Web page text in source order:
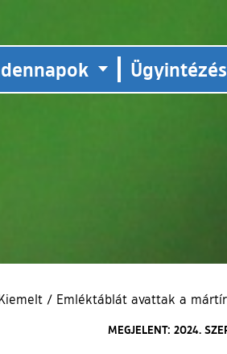
Ügyintézés
/ Emléktáblát avattak a
MEGJELENT: 2024.